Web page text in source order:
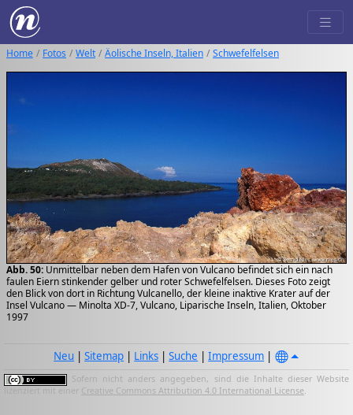
Home Fotos Welt Äolische Inseln, Italien Schwefelfelsen
Abb. 50: Unmittelbar neben dem Hafen von Vulcano befindet sich ein nach
faulen Eiern stinkender gelber und roter Schwefelfelsen. Dieses Foto zeigt
den Blick von dort in Richtung Vulcanello, der kleine inaktive Krater auf der
Insel Vulcano — Minolta XD-7, Vulcano, Liparische Inseln, Italien, Oktober
1997
Neu |Sitemap | Links |Suche |Impressum |
Sofern nicht anders angegeben, sind die Inhalte dieser Website
lizenziert mit einer Creative Commons Attribution 4.0 International License.